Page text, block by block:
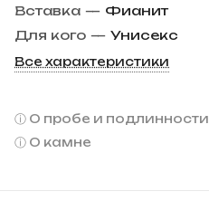
Вставка — Фианит
Для кого — Унисекс
Все характеристики
О пробе и подлинности
О камне